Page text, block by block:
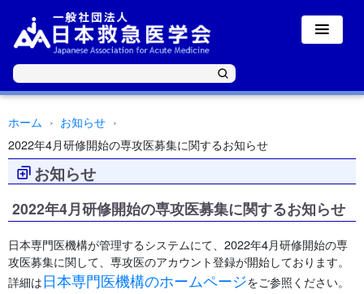
ホーム
お知らせ
2022年4月研修開始の専攻医募集に関するお知らせ
お知らせ
2022年4月研修開始の専攻医募集に関するお知らせ
日本専門医機構が管理するシステムにて、2022年4月研修開始の専
攻医募集に関して、専攻医のアカウント登録が開始しております。
詳細は日本専門医機構のホームページをご参照ください。